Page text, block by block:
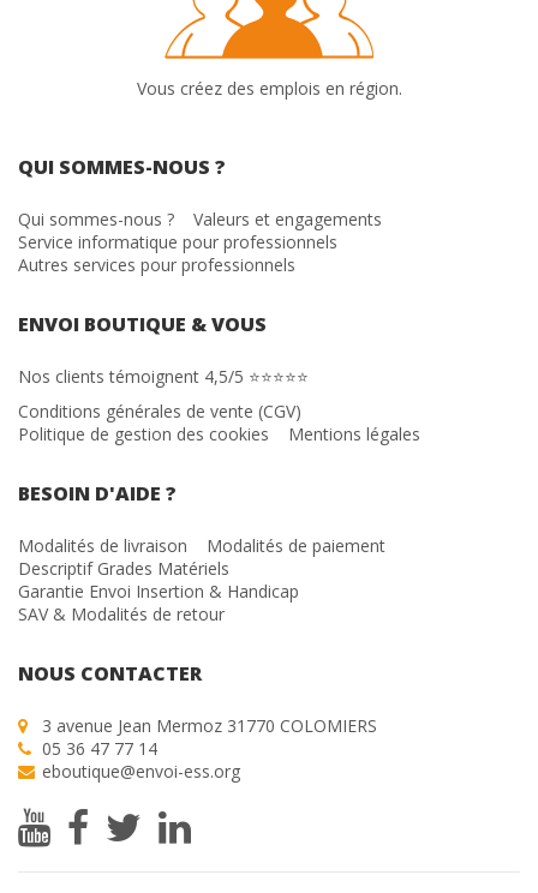
Vous créez des emplois en région.
QUI SOMMES-NOUS ?
Qui sommes-nous ?
Valeurs et engagements
Service informatique pour professionnels
Autres services pour professionnels
ENVOI BOUTIQUE & VOUS
Nos clients témoignent 4,5/5 ⭐⭐⭐⭐⭐
Conditions générales de vente (CGV)
Politique de gestion des cookies
Mentions légales
BESOIN D'AIDE ?
Modalités de livraison
Modalités de paiement
Descriptif Grades Matériels
Garantie Envoi Insertion & Handicap
SAV & Modalités de retour
NOUS CONTACTER
3 avenue Jean Mermoz 31770 COLOMIERS
05 36 47 77 14
eboutique@envoi-ess.org